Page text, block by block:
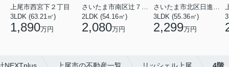
上尾市西宮下２丁目
3LDK (63.21㎡)
1,890万円
2LDK (54.16㎡)
2,080万円
3LDK (55.36㎡)
2,299万円